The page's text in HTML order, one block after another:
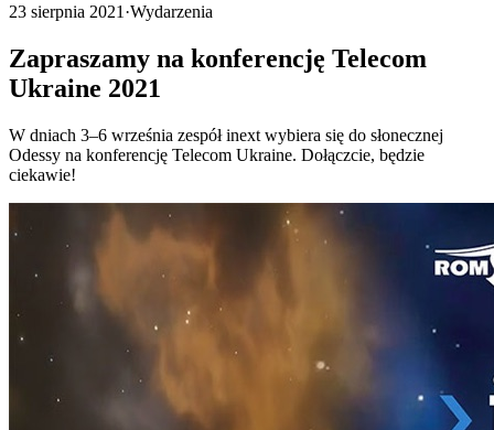
23 sierpnia 2021 ·Wydarzenia
Zapraszamy na konferencję Telecom
Ukraine 2021
W dniach 3–6 września zespół inext wybiera się do słonecznej
Odessy na konferencję Telecom Ukraine. Dołączcie, będzie
ciekawie!